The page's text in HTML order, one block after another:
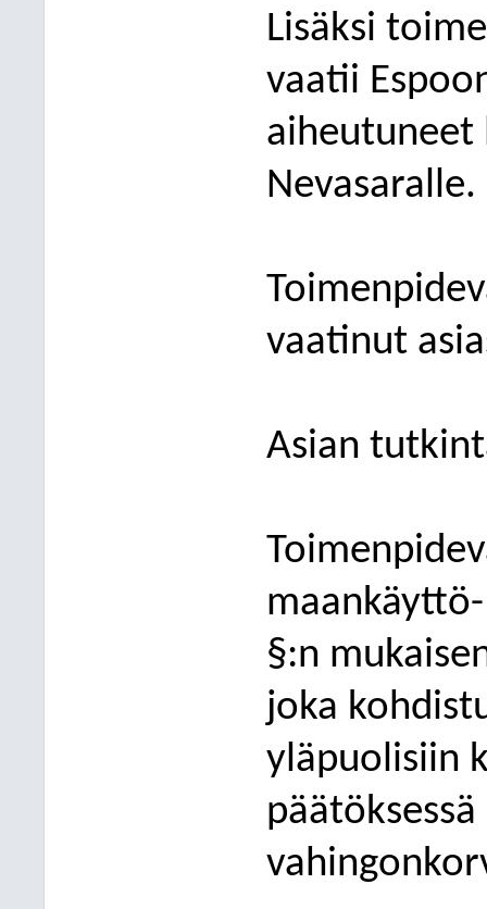
Lisäksi
vaatii
aiheutuneet
Nevasaralle.
vaatinut
Asian
§:n
joka
yläpuolisiin